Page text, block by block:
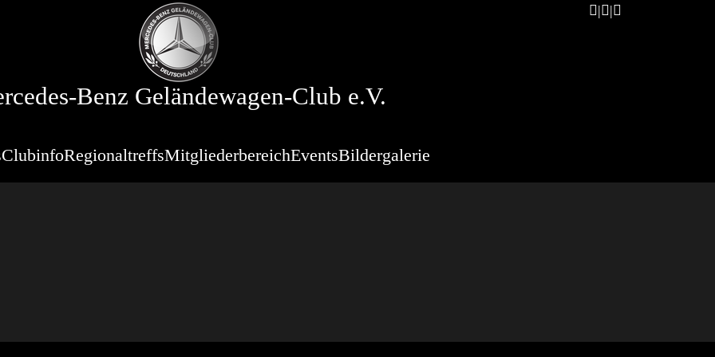
Benz Geländewagen-Club e.V.
ClubinfoRegionaltreffsMitgliederbereichEventsBildergalerie